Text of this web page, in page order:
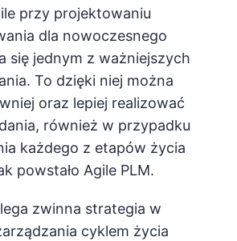
przy projektowaniu
dla nowoczesnego
się jednym z ważniejszych
To dzięki niej można
oraz lepiej realizować
również w przypadku
każdego z etapów życia
powstało Agile PLM.
zwinna strategia w
cyklem życia